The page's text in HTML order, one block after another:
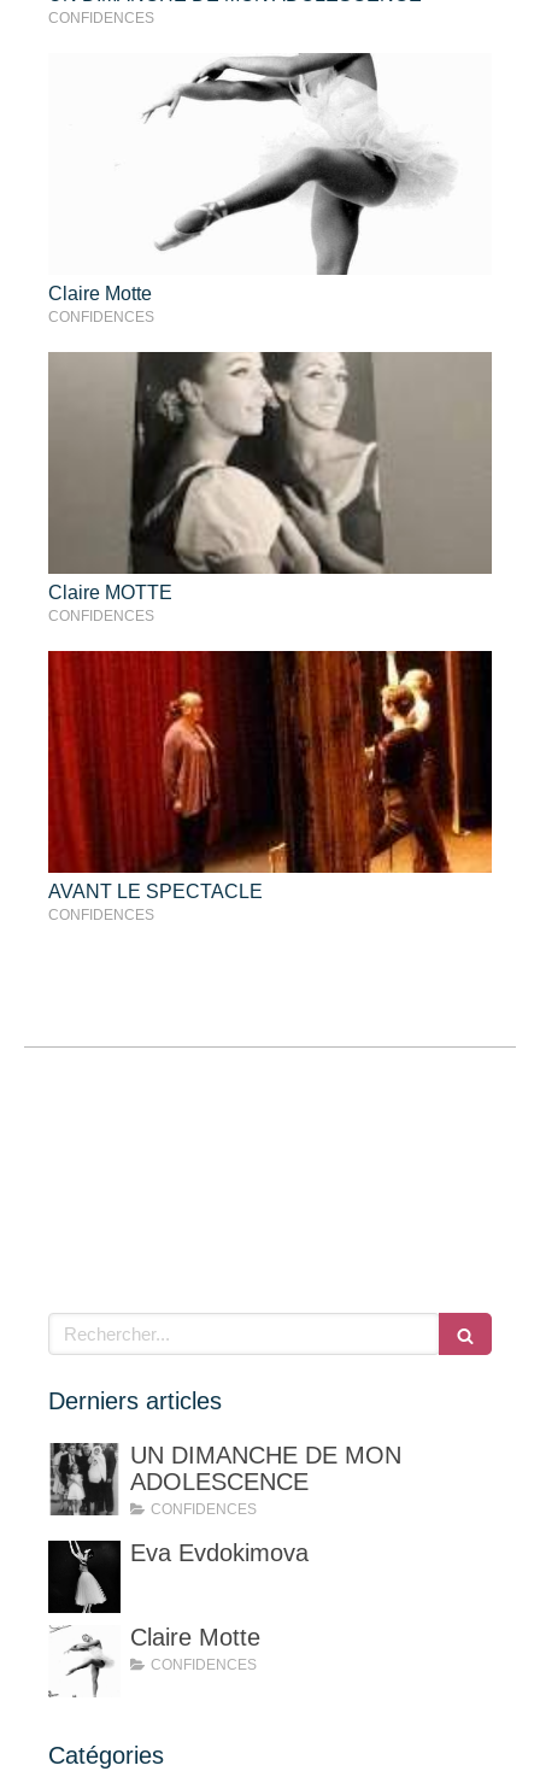
CONFIDENCES
Claire Motte
CONFIDENCES
Claire MOTTE
CONFIDENCES
AVANT LE SPECTACLE
CONFIDENCES
Rechercher
Derniers articles
UN DIMANCHE DE MON
ADOLESCENCE
CONFIDENCES
Eva Evdokimova
Claire Motte
CONFIDENCES
Catégories